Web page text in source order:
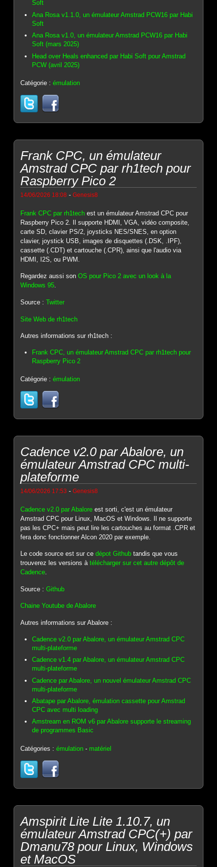
Soft
Ana Rosa v1.1.0, un émulateur Amstrad PCW16 par Habi
Soft
Ana Rosa v1.0, un émulateur Amstrad PCW16 par Habi
Soft (mars 2025)
Head over Heals enhanced par Habi Soft pour Amstrad
PCW (avril 2025)
Catégorie :émulation
Frank CPC, un émulateur
Amstrad CPC par rh1tech pour
Raspberry Pico 2
14/06/2026 18:08 -Genesis8
Frank CPC par rh1tech est un émulateur Amstrad CPC pour
Raspberry Pico 2. Il supporte HDMI, VGA, vidéo composite,
carte SD, clavier PS/2, joysticks NES/SNES, en option
clavier, joystick USB, images de disquettes (.DSK, .IPF),
cassette (.CDT) et cartouche (.CPR), ainsi que l'audio via
HDMI, I2S, ou PWM.
Regardez aussi sonOS pour Pico 2 avec un look à la
Windows 95.
Source :Twitter
Site Web de rh1tech
Autres informations sur rh1tech :
Frank CPC, un émulateur Amstrad CPC par rh1tech pour
Raspberry Pico 2
Catégorie :émulation
Cadence v2.0 par Abalore, un
émulateur Amstrad CPC multi-
plateforme
14/06/2026 17:53 -Genesis8
Cadence v2.0 par Abalore est sorti, c'est un émulateur
Amstrad CPC pour Linux, MacOS et Windows. Il ne supporte
pas les CPC+ mais peut lire les cartouches au format .CPR et
fera donc fonctionner Alcon 2020 par exemple.
Le code source est sur cedépot Github tandis que vous
trouverez les versions àtélécharger sur cet autre dépôt de
Cadence.
Source :Github
Chaine Youtube de Abalore
Autres informations sur Abalore :
Cadence v2.0 par Abalore, un émulateur Amstrad CPC
multi-plateforme
Cadence v1.4 par Abalore, un émulateur Amstrad CPC
multi-plateforme
Cadence par Abalore, un nouvel émulateur Amstrad CPC
multi-plateforme
Abatape par Abalore, émulation cassette pour Amstrad
CPC avec multi loading
Amstream en ROM v6 par Abalore supporte le streaming
de programmes Basic
Catégories :émulation - matériel
Amspirit Lite Lite 1.10.7, un
émulateur Amstrad CPC(+) par
Dmanu78 pour Linux, Windows
et MacOS